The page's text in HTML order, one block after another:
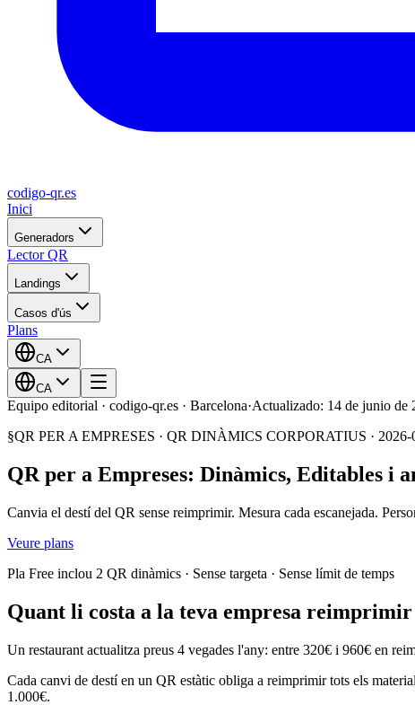
codigo-qr.es
Inici
Generadors
Lector QR
Landings
Casos d'ús
Plans
CA
CA
Equipo editorial · codigo-qr.es · Barcelona·Actualizado: 14 de junio de
§QR PER A EMPRESES · QR DINÀMICS CORPORATIUS · 2026-
QR per a Empreses: Dinàmics, Editables i
Canvia el destí del QR sense reimprimir. Mesura cada escanejada.
Veure plans
Pla Free inclou 2 QR dinàmics · Sense targeta · Sense límit de temps
Quant li costa a la teva empresa
Un restaurant actualitza preus 4 vegades l'any: entre 320€ i 960€ en
Cada canvi de destí en un QR estàtic obliga a reimprimir tots els
1.000€.